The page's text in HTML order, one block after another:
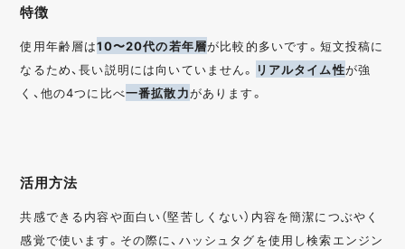
特徴
使用年齢層は10〜20代の若年層が比較的多いです。短文投稿に
なるため、長い説明には向いていません。 リアルタイム性が強
く、他の4つに比べ一番拡散力があります。
活用方法
共感できる内容や面白い（堅苦しくない）内容を簡潔につぶやく
感覚で使います。その際に、ハッシュタグを使用し検索エンジン